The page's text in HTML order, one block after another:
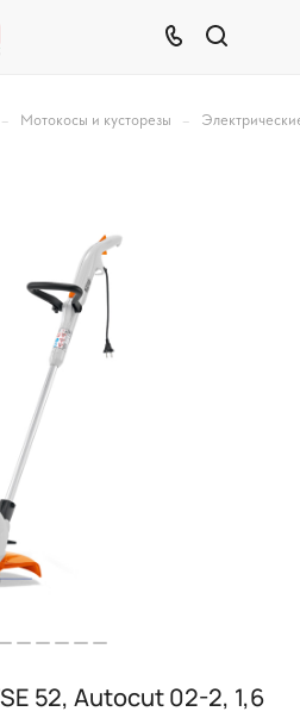
– Мотокосы и кусторезы –
52, Autocut 02-2, 1,6